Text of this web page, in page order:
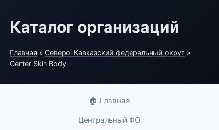
Каталог организаций
Главная » Северо-Кавказский федеральный округ »
Center Skin Body
🏠 Главная
Центральный ФО